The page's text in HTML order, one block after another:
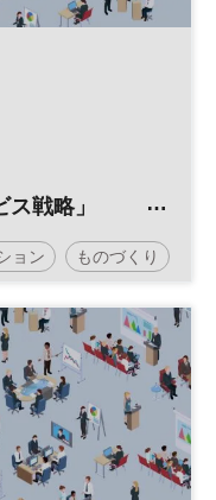
戦略」
「コトづく
ョン ものづくり
ービス化